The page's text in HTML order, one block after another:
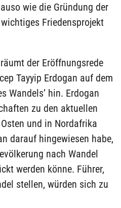
wie die Gründung der
Friedensprojekt
der Eröffnungsrede
Tayyip Erdogan auf dem
Wandels’ hin. Erdogan
zu den aktuellen
und in Nordafrika
darauf hingewiesen habe,
nach Wandel
werden könne. Führer,
stellen, würden sich zu